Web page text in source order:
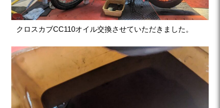
クロスカブCC110オイル交換させていただきました。